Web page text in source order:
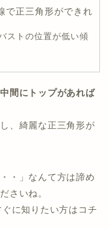
で正三角形ができれ
ストの位置が低い傾
間にトップがあれば
、綺麗な正三角形が
・」なんて方は諦め
さいね。
に知りたい方はコチ